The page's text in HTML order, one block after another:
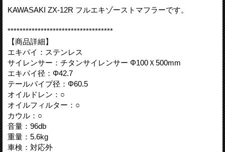
KAWASAKI ZX-12R フルエキゾーストマフラーです。
***********************************
【商品詳細】
エキパイ：ステンレス
サイレンサー：チタンサイレンサー Φ100Ｘ500mm
エキパイ径：Φ42.7
テールパイプ径：Φ60.5
オイルドレン：○
オイルフィルター：○
カウル：○
音量：96db
重量：5.6kg
車検：対応外